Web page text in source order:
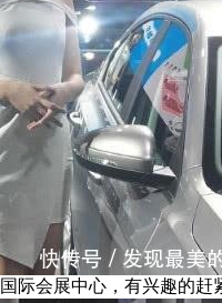
际会展中心，有兴趣的